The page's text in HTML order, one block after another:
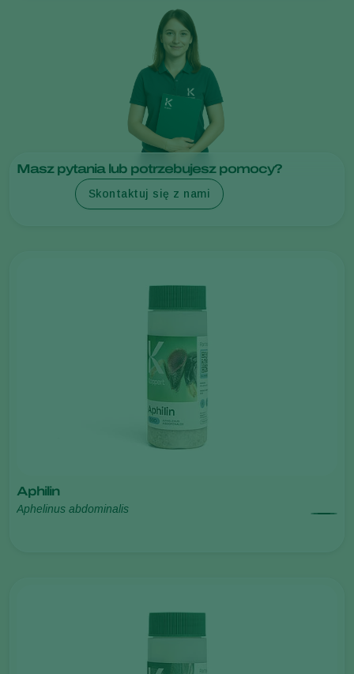
Aphilin
Aphelinus abdominalis
Masz pytania lub potrzebujesz pomocy?
Skontaktuj się z nami